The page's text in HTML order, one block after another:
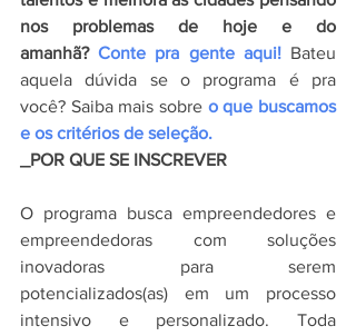
nos problemas de hoje e do
amanhã? Conte pra gente aqui! Bateu
aquela dúvida se o programa é pra
você? Saiba mais sobre o que buscamos
e os critérios de seleção.
_POR QUE SE INSCREVER
O programa busca empreendedores e
empreendedoras com soluções
inovadoras para serem
potencializados(as) em um processo
intensivo e personalizado. Toda